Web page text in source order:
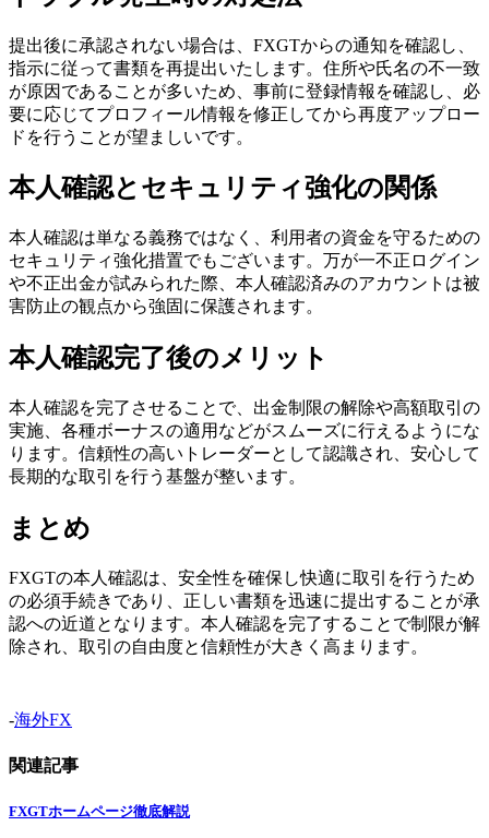
提出後に承認されない場合は、FXGTからの通知を確認し、
指示に従って書類を再提出いたします。住所や氏名の不一致
が原因であることが多いため、事前に登録情報を確認し、必
要に応じてプロフィール情報を修正してから再度アップロー
ドを行うことが望ましいです。
本人確認とセキュリティ強化の関係
本人確認は単なる義務ではなく、利用者の資金を守るための
セキュリティ強化措置でもございます。万が一不正ログイン
や不正出金が試みられた際、本人確認済みのアカウントは被
害防止の観点から強固に保護されます。
本人確認完了後のメリット
本人確認を完了させることで、出金制限の解除や高額取引の
実施、各種ボーナスの適用などがスムーズに行えるようにな
ります。信頼性の高いトレーダーとして認識され、安心して
長期的な取引を行う基盤が整います。
まとめ
FXGTの本人確認は、安全性を確保し快適に取引を行うため
の必須手続きであり、正しい書類を迅速に提出することが承
認への近道となります。本人確認を完了することで制限が解
除され、取引の自由度と信頼性が大きく高まります。
-海外FX
関連記事
FXGTホームページ徹底解説